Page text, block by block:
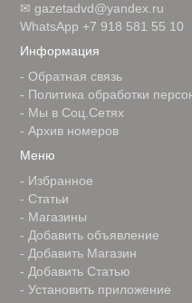
✉ gazetadvd@yandex.ru
WhatsApp +7 918 581 55 10
Информация
- Обратная связь
- Политика обработки
- Мы в Соц.Сетях
- Архив номеров
Меню
- Избранное
- Статьи
- Магазины
- Добавить объявление
- Добавить Магазин
- Добавить Статью
- Установить приложение